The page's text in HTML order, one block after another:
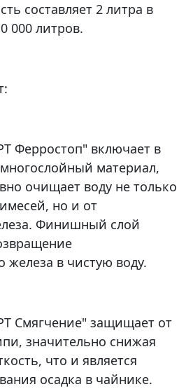
составляет 2 литра в
000 литров.
Ферростоп" включает в
материал,
очищает воду не только
но и от
Финишный слой
железа в чистую воду.
Смягчение" защищает от
значительно снижая
что и является
осадка в чайнике.